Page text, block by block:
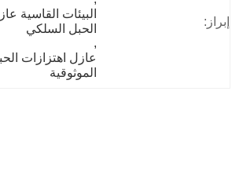
إبراز:
الحبل السلكي
,
الموثوقية